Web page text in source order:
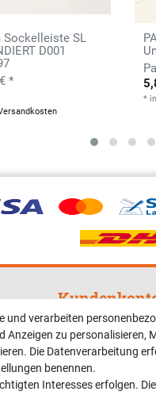
Sockelleiste SL
D001
*
*
und
Registrieren
Login
Hilfe
und verarbeiten
Anzeigen zu personalisieren,
Die Datenverarbeitung
benennen.
Interesses erfolgen.